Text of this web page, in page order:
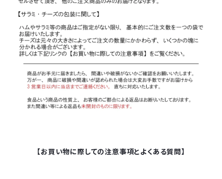
【お買い物に際しての注意事項とよくある質問】